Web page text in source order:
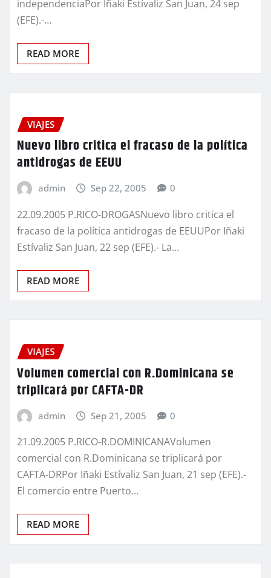
independenciaPor Iñaki Estívaliz San Juan, 24 sep
(EFE).-…
READ MORE
VIAJES
Nuevo libro critica el fracaso de la política
antidrogas de EEUU
admin Sep 22, 2005 0
22.09.2005 P.RICO-DROGASNuevo libro critica el
fracaso de la política antidrogas de EEUUPor Iñaki
Estívaliz San Juan, 22 sep (EFE).- La…
READ MORE
VIAJES
Volumen comercial con R.Dominicana se
triplicará por CAFTA-DR
admin Sep 21, 2005 0
21.09.2005 P.RICO-R.DOMINICANAVolumen
comercial con R.Dominicana se triplicará por
CAFTA-DRPor Iñaki Estívaliz San Juan, 21 sep (EFE).-
El comercio entre Puerto…
READ MORE